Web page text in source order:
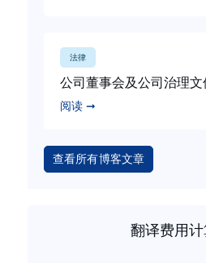
法律
公司董事会及公司治理
阅读 ➞
查看所有博客文章
翻译费用